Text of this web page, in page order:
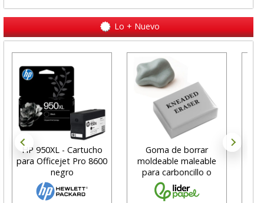
Lo + Nuevo
HP 950XL - Cartucho
para Officejet Pro 8600
negro
Goma de borrar
moldeable maleable
para carboncillo o
grafito